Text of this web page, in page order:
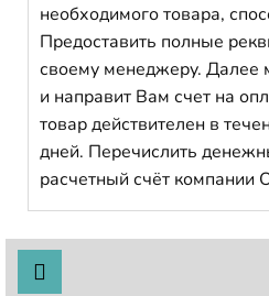
необходимого товара,
Предоставить полные
своему менеджеру. Далее
и направит Вам счет на
товар действителен в
дней. Перечислить
расчетный счёт компании